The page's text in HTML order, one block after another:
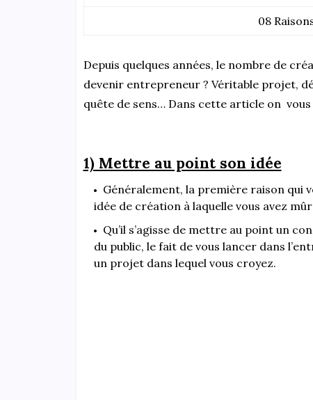
08
Depuis quelques années, le nombre de
devenir entrepreneur ? Véritable projet,
quête de sens… Dans cette article on
1) Mettre au point son idée
Généralement, la première raison qui
idée de création à laquelle vous avez
Qu’il s’agisse de mettre au point un
du public, le fait de vous lancer dans
un projet dans lequel vous croyez.